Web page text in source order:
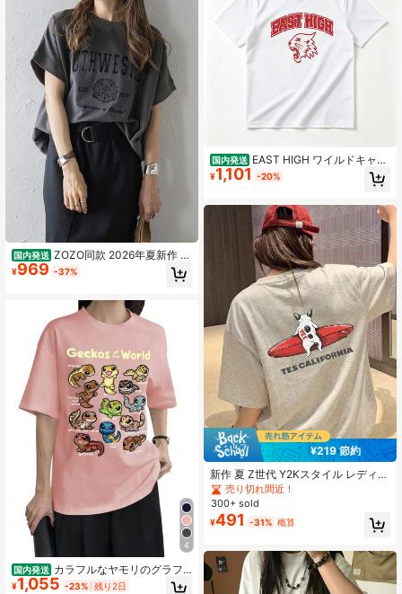
スイートなスタイル。 快适で肌にYO
しく、通常使用いに最适なカジュア
ルトップス。
国内発送 ZOZO同款 2026年夏新作 韓
国風プレミアム・アップグレード版
レディース 綿100% プリント柄 半袖
らかい肌触り 通気性抜群 夏新作 普
段着 通勤着 おしゃれデイリーカジュ
アルトップス
¥969 -37%
4
国内発送 カラフルなヤモリのグラフ
ィックをあしらったレディースTシャ
¥1,055 -23% 残り2日
国内発送 EAST HIGH ワイルドキャッ
ツ Tシャツ - カレッジ風ロゴ 半袖 綿
100% 通気性抜群 柔らか素材 夏服 カ
ムウェア お揃い ペアルック プレゼ
ント メンズ レディース
¥1,101 -20%
¥219 節約
新作 夏 Z世代 Y2Kスタイル レディー
ス おもしろ犬サーフィン柄 ラウンド
ネック 半袖Tシャツ カジュアル
売り切れ間近！
300+ sold
¥491 -31% 概算